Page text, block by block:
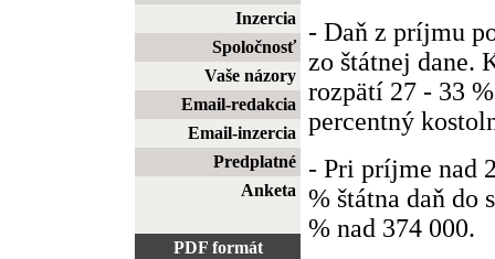
Inzercia
Spoločnosť
Vaše názory
Email-redakcia
Email-inzercia
Predplatné
Anketa
PDF formát
- Daň z príjmu
zo štátnej dane.
rozpätí 27 - 33
percentný
- Pri príjme nad
% štátna daň do
% nad 374 000.